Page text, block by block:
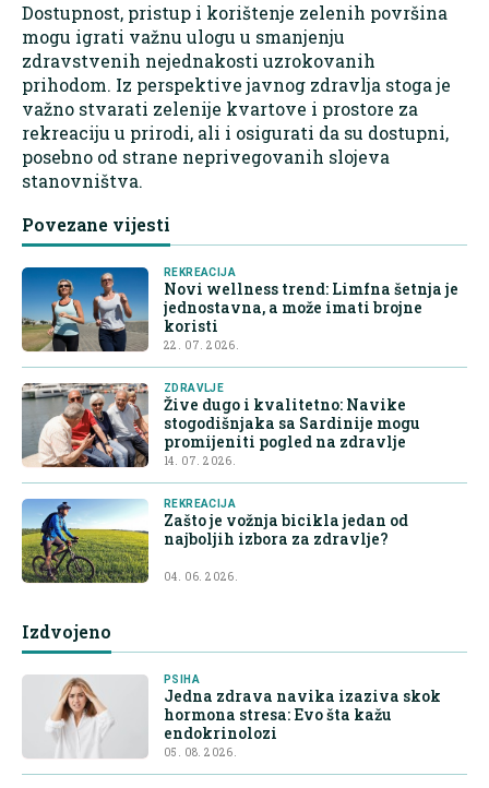
Dostupnost, pristup i korištenje zelenih površina
mogu igrati važnu ulogu u smanjenju
zdravstvenih nejednakosti uzrokovanih
prihodom. Iz perspektive javnog zdravlja stoga je
važno stvarati zelenije kvartove i prostore za
rekreaciju u prirodi, ali i osigurati da su dostupni,
posebno od strane neprivegovanih slojeva
stanovništva.
Povezane vijesti
REKREACIJA
Novi wellness trend: Limfna šetnja je
jednostavna, a može imati brojne
koristi
22. 07. 2026.
ZDRAVLJE
Žive dugo i kvalitetno: Navike
stogodišnjaka sa Sardinije mogu
promijeniti pogled na zdravlje
14. 07. 2026.
REKREACIJA
Zašto je vožnja bicikla jedan od
najboljih izbora za zdravlje?
04. 06. 2026.
Izdvojeno
PSIHA
Jedna zdrava navika izaziva skok
hormona stresa: Evo šta kažu
endokrinolozi
05. 08. 2026.